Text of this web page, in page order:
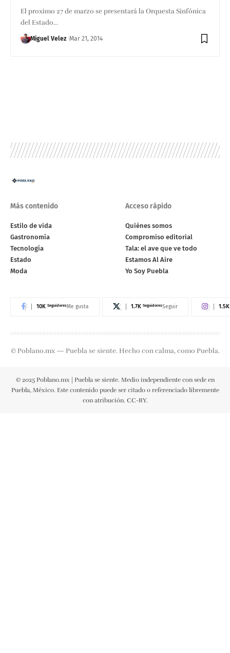
El proximo 27 de marzo se presentará la Orquesta Sinfónica
del Estado…
Miguel Velez Mar 21, 2014
Más contenido
Estilo de vida
Gastronomía
Tecnología
Estado
Moda
Acceso rápido
Quiénes somos
Compromiso editorial
Tala: el ave que ve todo
Estamos Al Aire
Yo Soy Puebla
10K SeguidoresMe gusta 1.7K SeguidoresSeguir 1.5K
© Poblano.mx — Puebla se siente. Hecho con calma, como Puebla.
© 2025 Poblano.mx | Puebla se siente. Medio independiente con sede en
Puebla, México. Este contenido puede ser citado o referenciado libremente
con atribución. CC-BY.